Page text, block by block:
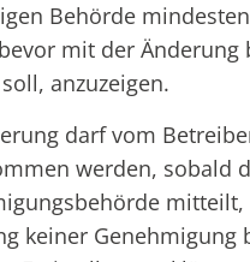
Behörde
mit der Änderung
anzuzeigen.
darf vom
werden, sobald
mitteilt,
keiner Genehmigung